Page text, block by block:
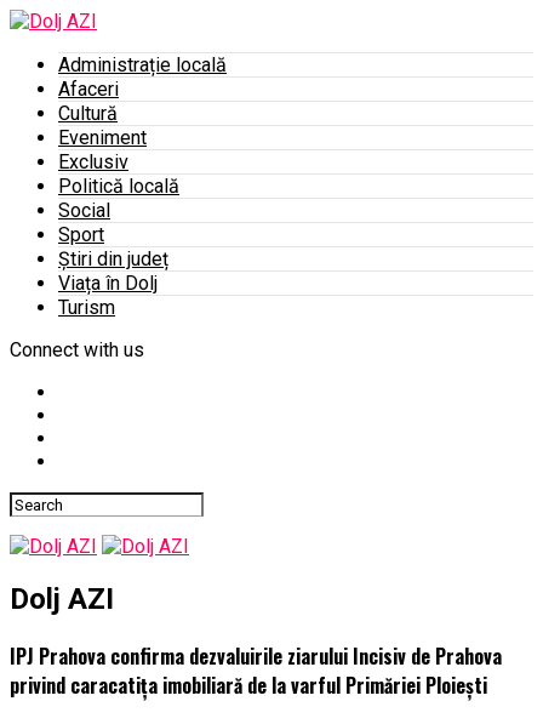
Administrație locală
Afaceri
Cultură
Eveniment
Exclusiv
Politică locală
Social
Sport
Știri din județ
Viața în Dolj
Turism
Connect with us
Dolj AZI
IPJ Prahova confirma dezvaluirile ziarului Incisiv de Prahova
privind caracatița imobiliară de la varful Primăriei Ploiești